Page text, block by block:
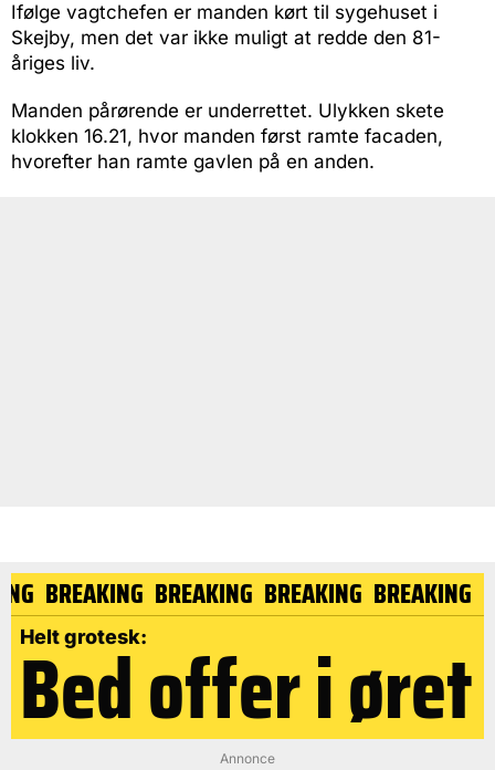
Ifølge vagtchefen er manden kørt til sygehuset i
Skejby, men det var ikke muligt at redde den 81-
åriges liv.
Manden pårørende er underrettet. Ulykken skete
klokken 16.21, hvor manden først ramte facaden,
hvorefter han ramte gavlen på en anden.
BREAKING BREAKING BREAKING BREAKING
Helt grotesk:
Bed offer i øret
Annonce